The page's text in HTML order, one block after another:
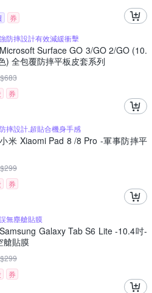
券
防摔設計有效減緩衝擊
Microsoft Surface GO 3/GO 2/GO (10.
) 全包覆防摔平板皮套系列
$683
券
摔設計,超貼合機身手感
小米 Xiaomi Pad 8 /8 Pro -軍事防摔平
$299
券
無塵艙貼膜
Samsung Galaxy Tab S6 Lite -10.4吋-
艙貼膜
$299
券